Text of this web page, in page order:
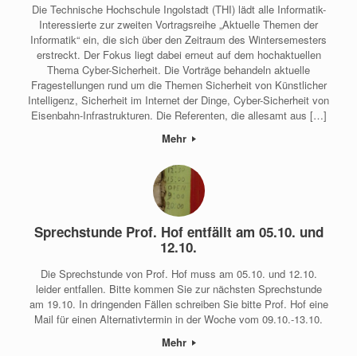
Die Technische Hochschule Ingolstadt (THI) lädt alle Informatik-
Interessierte zur zweiten Vortragsreihe „Aktuelle Themen der
Informatik“ ein, die sich über den Zeitraum des Wintersemesters
erstreckt. Der Fokus liegt dabei erneut auf dem hochaktuellen
Thema Cyber-Sicherheit. Die Vorträge behandeln aktuelle
Fragestellungen rund um die Themen Sicherheit von Künstlicher
Intelligenz, Sicherheit im Internet der Dinge, Cyber-Sicherheit von
Eisenbahn-Infrastrukturen. Die Referenten, die allesamt aus […]
Mehr
Sprechstunde Prof. Hof entfällt am 05.10. und
12.10.
Die Sprechstunde von Prof. Hof muss am 05.10. und 12.10.
leider entfallen. Bitte kommen Sie zur nächsten Sprechstunde
am 19.10. In dringenden Fällen schreiben Sie bitte Prof. Hof eine
Mail für einen Alternativtermin in der Woche vom 09.10.-13.10.
Mehr